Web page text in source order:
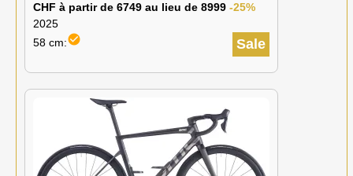
CHF à partir de 6749 au lieu de 8999 -25%
2025
Sale
58 cm:check_circle